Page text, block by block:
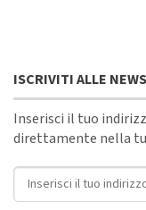
ISCRIVITI ALLE
Inserisci il tuo
direttamente nella
Indirizzo email